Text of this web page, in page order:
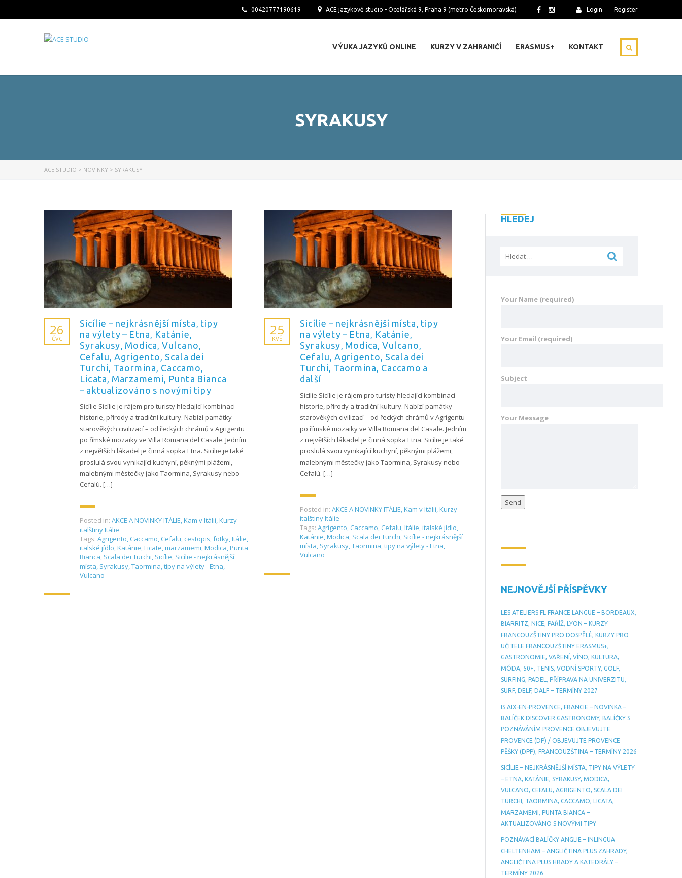
Login Register
ACE jazykové studio - Ocelářská 9, Praha 9 (metro Českomoravská)
00420777190619
VÝUKA JAZYKŮ ONLINE KURZY V ZAHRANIČÍ ERASMUS+ KONTAKT
SYRAKUSY
ACE STUDIO > NOVINKY > SYRAKUSY
26
ČVC
Sicílie – nejkrásnější místa, tipy
na výlety – Etna, Katánie,
Syrakusy, Modica, Vulcano,
Cefalu, Agrigento, Scala dei
Turchi, Taormina, Caccamo,
Licata, Marzamemi, Punta Bianca
– aktualizováno s novými tipy
Sicílie Sicílie je rájem pro turisty hledající kombinaci
historie, přírody a tradiční kultury. Nabízí památky
starověkých civilizací – od řeckých chrámů v Agrigentu
po římské mozaiky ve Villa Romana del Casale. Jedním
z největších lákadel je činná sopka Etna. Sicílie je také
proslulá svou vynikající kuchyní, pěknými plážemi,
malebnými městečky jako Taormina, Syrakusy nebo
Cefalù. […]
Posted in: AKCE A NOVINKY ITÁLIE,Kam v Itálii,Kurzy
italštiny Itálie
Tags: Agrigento, Caccamo, Cefalu, cestopis,fotky,Itálie,
italské jídlo,Katánie,Licate,marzamemi,Modica,Punta
Bianca, Scala dei Turchi, Sicílie, Sicílie - nejkrásnější
místa, Syrakusy,Taormina,tipy na výlety - Etna,
Vulcano
25
KVĚ
Sicílie – nejkrásnější místa, tipy
na výlety – Etna, Katánie,
Syrakusy, Modica, Vulcano,
Cefalu, Agrigento, Scala dei
Turchi, Taormina, Caccamo a
další
Sicílie Sicílie je rájem pro turisty hledající kombinaci
historie, přírody a tradiční kultury. Nabízí památky
starověkých civilizací – od řeckých chrámů v Agrigentu
po římské mozaiky ve Villa Romana del Casale. Jedním
z největších lákadel je činná sopka Etna. Sicílie je také
proslulá svou vynikající kuchyní, pěknými plážemi,
malebnými městečky jako Taormina, Syrakusy nebo
Cefalù. […]
Posted in: AKCE A NOVINKY ITÁLIE,Kam v Itálii,Kurzy
italštiny Itálie
Tags: Agrigento, Caccamo, Cefalu,Itálie,italské jídlo,
Katánie,Modica, Scala dei Turchi, Sicílie - nejkrásnější
místa, Syrakusy,Taormina,tipy na výlety - Etna,
Vulcano
HLEDEJ
Vyhledávání
Your Name (required)
Your Email (required)
Subject
Your Message
NEJNOVĚJŠÍ PŘÍSPĚVKY
LES ATELIERS FL FRANCE LANGUE – BORDEAUX,
BIARRITZ, NICE, PAŘÍŽ, LYON – KURZY
FRANCOUZŠTINY PRO DOSPĚLÉ, KURZY PRO
UČITELE FRANCOUZŠTINY ERASMUS+,
GASTRONOMIE, VAŘENÍ, VÍNO, KULTURA,
MÓDA, 50+, TENIS, VODNÍ SPORTY, GOLF,
SURFING, PADEL, PŘÍPRAVA NA UNIVERZITU,
SURF, DELF, DALF – TERMÍNY 2027
IS AIX-EN-PROVENCE, FRANCIE – NOVINKA –
BALÍČEK DISCOVER GASTRONOMY, BALÍČKY S
POZNÁVÁNÍM PROVENCE OBJEVUJTE
PROVENCE (DP) / OBJEVUJTE PROVENCE
PĚŠKY (DPP), FRANCOUZŠTINA – TERMÍNY 2026
SICÍLIE – NEJKRÁSNĚJŠÍ MÍSTA, TIPY NA VÝLETY
– ETNA, KATÁNIE, SYRAKUSY, MODICA,
VULCANO, CEFALU, AGRIGENTO, SCALA DEI
TURCHI, TAORMINA, CACCAMO, LICATA,
MARZAMEMI, PUNTA BIANCA –
AKTUALIZOVÁNO S NOVÝMI TIPY
POZNÁVACÍ BALÍČKY ANGLIE – INLINGUA
CHELTENHAM – ANGLIČTINA PLUS ZAHRADY,
ANGLIČTINA PLUS HRADY A KATEDRÁLY –
TERMÍNY 2026